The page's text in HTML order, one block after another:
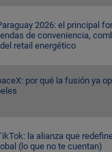
2026: el principal
de conveniencia,
retail energético
por qué la fusión ya
la alianza que
(lo que no te cuentan)